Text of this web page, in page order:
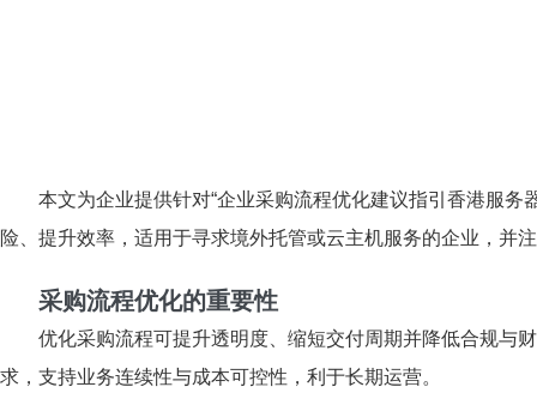
本文为企业提供针对“企业采购流程优化建议指引香港服
险、提升效率，适用于寻求境外托管或云主机服务的企业，并
采购流程优化的重要性
优化采购流程可提升透明度、缩短交付周期并降低合规与
求，支持业务连续性与成本可控性，利于长期运营。